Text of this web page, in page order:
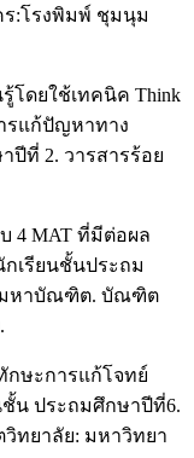
ร:โรงพิมพ์ ชุมนุม
โดยใช้เทคนิค Think
รแก้ปัญหาทาง
ที่ 2. วารสารร้อย
4 MAT ที่มีต่อผล
กเรียนชั้นประถม
มหาบัณฑิต. บัณฑิต
ษะการแก้โจทย์
น ประถมศึกษาปีที่6.
ทยาลัย: มหาวิทยา